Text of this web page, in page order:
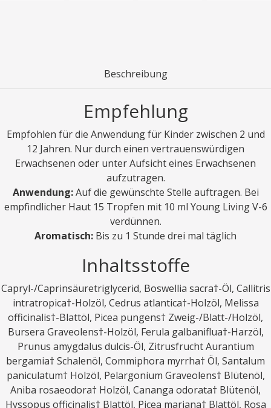
Beschreibung
Empfehlung
Empfohlen für die Anwendung für Kinder zwischen 2 und
12 Jahren. Nur durch einen vertrauenswürdigen
Erwachsenen oder unter Aufsicht eines Erwachsenen
aufzutragen.
Anwendung:Auf die gewünschte Stelle auftragen. Bei
empfindlicher Haut 15 Tropfen mit 10 ml Young Living V-6
verdünnen.
Aromatisch: Bis zu 1 Stunde drei mal täglich
Inhaltsstoffe
Capryl-/Caprinsäuretriglycerid, Boswellia sacra†-Öl, Callitris
intratropica†-Holzöl, Cedrus atlantica†-Holzöl, Melissa
officinalis†-Blattöl, Picea pungens† Zweig-/Blatt-/Holzöl,
Bursera Graveolens†-Holzöl, Ferula galbaniflua†-Harzöl,
Prunus amygdalus dulcis-Öl, Zitrusfrucht Aurantium
bergamia† Schalenöl, Commiphora myrrha† Öl, Santalum
paniculatum† Holzöl, Pelargonium Graveolens† Blütenöl,
Aniba rosaeodora† Holzöl, Cananga odorata† Blütenöl,
Hyssopus officinalis† Blattöl, Picea mariana† Blattöl, Rosa